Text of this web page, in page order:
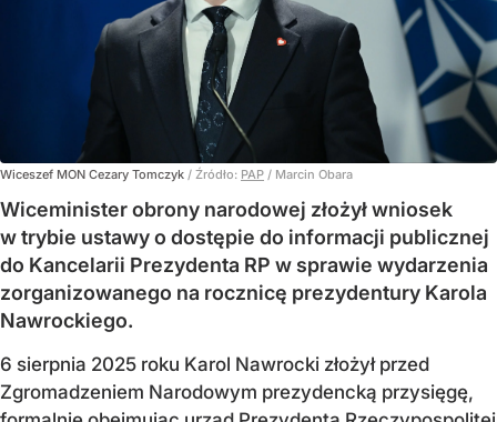
Wiceszef MON Cezary Tomczyk / Źródło: PAP / Marcin Obara
Wiceminister obrony narodowej złożył wniosek
w trybie ustawy o dostępie do informacji publicznej
do Kancelarii Prezydenta RP w sprawie wydarzenia
zorganizowanego na rocznicę prezydentury Karola
Nawrockiego.
6 sierpnia 2025 roku Karol Nawrocki złożył przed
Zgromadzeniem Narodowym prezydencką przysięgę,